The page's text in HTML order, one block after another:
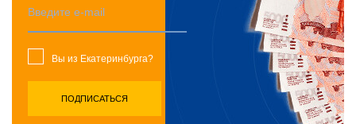
Вы из Екатеринбурга?